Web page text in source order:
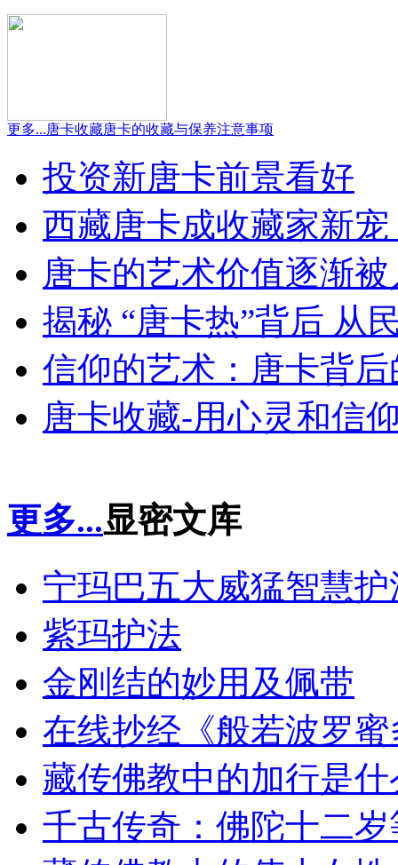
更多...唐卡收藏唐卡的收藏与保养注意事项
投资新唐卡前景看好
西藏唐卡成收藏家新
唐卡的艺术价值逐渐
揭秘 “唐卡热”背后 从
信仰的艺术：唐卡背
唐卡收藏-用心灵和信
更多...显密文库
宁玛巴五大威猛智慧护
紫玛护法
金刚结的妙用及佩带
在线抄经《般若波罗
藏传佛教中的加行是
千古传奇：佛陀十二